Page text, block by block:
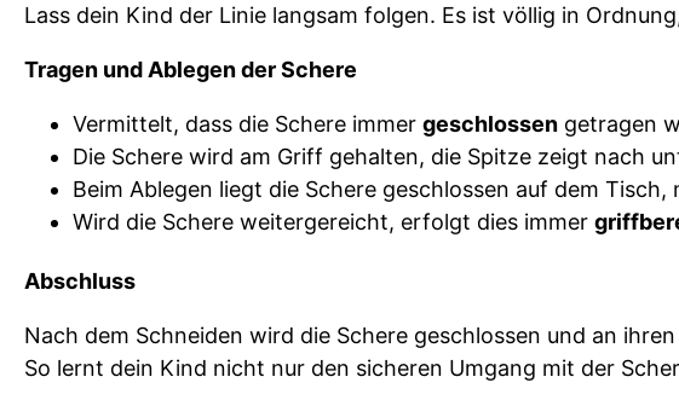
Lass dein Kind der Linie langsam folgen. Es ist völlig in
Tragen und Ablegen der Schere
Vermittelt, dass die Schere immer geschlossen getragen
Die Schere wird am Griff gehalten, die Spitze zeigt nach
Beim Ablegen liegt die Schere geschlossen auf dem
Wird die Schere weitergereicht, erfolgt dies immer
Abschluss
Nach dem Schneiden wird die Schere geschlossen und an
So lernt dein Kind nicht nur den sicheren Umgang mit der